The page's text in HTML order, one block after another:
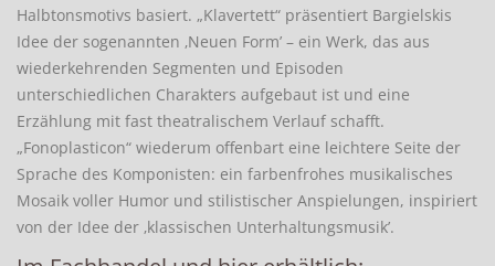
Halbtonsmotivs basiert. „Klavertett“ präsentiert Bargielskis
Idee der sogenannten ‚Neuen Form’ – ein Werk, das aus
wiederkehrenden Segmenten und Episoden
unterschiedlichen Charakters aufgebaut ist und eine
Erzählung mit fast theatralischem Verlauf schafft.
„Fonoplasticon“ wiederum offenbart eine leichtere Seite der
Sprache des Komponisten: ein farbenfrohes musikalisches
Mosaik voller Humor und stilistischer Anspielungen, inspiriert
von der Idee der ‚klassischen Unterhaltungsmusik’.